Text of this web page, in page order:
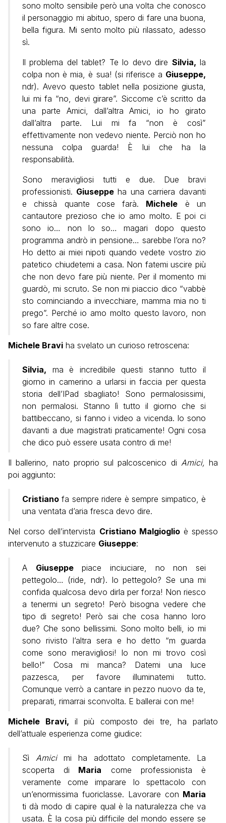
sono molto sensibile però una volta che conosco
il personaggio mi abituo, spero di fare una buona,
bella figura. Mi sento molto più rilassato, adesso
sì.
Il problema del tablet? Te lo devo dire Silvia, la
colpa non è mia, è sua! (si riferisce a Giuseppe,
ndr). Avevo questo tablet nella posizione giusta,
lui mi fa “no, devi girare”. Siccome c’è scritto da
una parte Amici, dall’altra Amici, io ho girato
dall’altra parte. Lui mi fa “non è così”
effettivamente non vedevo niente. Perciò non ho
nessuna colpa guarda! È lui che ha la
responsabilità.
Sono meravigliosi tutti e due. Due bravi
professionisti. Giuseppeha una carriera davanti
e chissà quante cose farà. Michele è un
cantautore prezioso che io amo molto. E poi ci
sono io… non lo so… magari dopo questo
programma andrò in pensione… sarebbe l’ora no?
Ho detto ai miei nipoti quando vedete vostro zio
patetico chiudetemi a casa. Non fatemi uscire più
che non devo fare più niente. Per il momento mi
guardò, mi scruto. Se non mi piaccio dico “vabbè
sto cominciando a invecchiare, mamma mia no ti
prego”. Perché io amo molto questo lavoro, non
so fare altre cose.
Michele Bravi ha svelato un curioso retroscena:
Silvia, ma è incredibile questi stanno tutto il
giorno in camerino a urlarsi in faccia per questa
storia dell’IPad sbagliato! Sono permalosissimi,
non permalosi. Stanno lì tutto il giorno che si
battibeccano, si fanno i video a vicenda. Io sono
davanti a due magistrati praticamente! Ogni cosa
che dico può essere usata contro di me!
Il ballerino, nato proprio sul palcoscenico di Amici, ha
poi aggiunto:
Cristiano fa sempre ridere è sempre simpatico, è
una ventata d’aria fresca devo dire.
Nel corso dell’intervista Cristiano Malgioglioè spesso
intervenuto a stuzzicare Giuseppe:
A Giuseppepiace inciuciare, no non sei
pettegolo… (ride, ndr). Io pettegolo? Se una mi
confida qualcosa devo dirla per forza! Non riesco
a tenermi un segreto! Però bisogna vedere che
tipo di segreto! Però sai che cosa hanno loro
due? Che sono bellissimi. Sono molto belli, io mi
sono rivisto l’altra sera e ho detto “m guarda
come sono meravigliosi! Io non mi trovo così
bello!” Cosa mi manca? Datemi una luce
pazzesca, per favore illuminatemi tutto.
Comunque verrò a cantare in pezzo nuovo da te,
preparati, rimarrai sconvolta. E ballerai con me!
Michele Bravi, il più composto dei tre, ha parlato
dell’attuale esperienza come giudice:
Sì Amicimi ha adottato completamente. La
scoperta di Maria come professionista è
veramente come imparare lo spettacolo con
un’enormissima fuoriclasse. Lavorare con Maria
ti dà modo di capire qual è la naturalezza che va
usata. È la cosa più difficile del mondo essere se